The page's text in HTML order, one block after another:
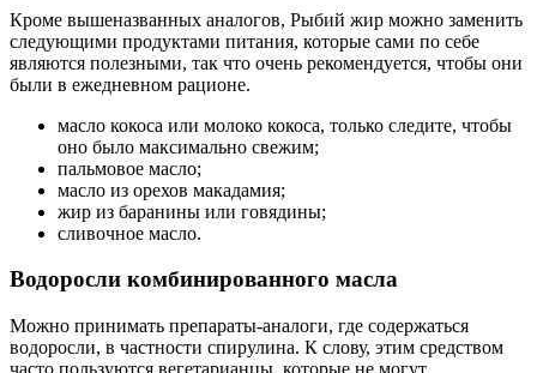
Кроме вышеназванных аналогов, Рыбий жир можно заменить
следующими продуктами питания, которые сами по себе
являются полезными, так что очень рекомендуется, чтобы они
были в ежедневном рационе.
масло кокоса или молоко кокоса, только следите, чтобы
оно было максимально свежим;
пальмовое масло;
масло из орехов макадамия;
жир из баранины или говядины;
сливочное масло.
Водоросли комбинированного масла
Можно принимать препараты-аналоги, где содержаться
водоросли, в частности спирулина. К слову, этим средством